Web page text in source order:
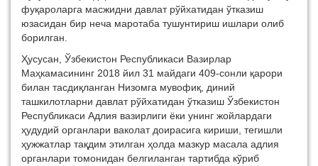
фуқароларга масжидни давлат рўйхатидан ўтказиш
юзасидан бир неча маротаба тушунтириш ишлари олиб
борилган.
Ҳусусан, Ўзбекистон Республикаси Вазирлар
Маҳкамасининг 2018 йил 31 майдаги 409-сонли қарори
билан тасдиқланган Низомга мувофиқ, диний
ташкилотларни давлат рўйхатидан ўтказиш Ўзбекистон
Республикаси Адлия вазирлиги ёки унинг жойлардаги
ҳудудий органлари ваколат доирасига кириши, тегишли
ҳужжатлар тақдим этилган ҳолда мазкур масала адлия
органлари томонидан белгиланган тартибда кўриб